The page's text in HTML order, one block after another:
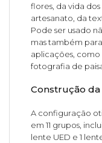
flores, da vida
artesanato, da
Pode ser usado
mas também
aplicações,
fotografia de
Construção da
A configuração
em 11 grupos,
lente UED e 1